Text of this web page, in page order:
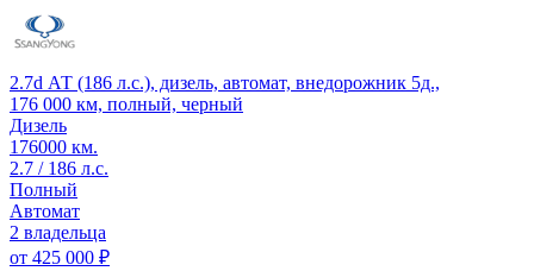
2.7d АТ (186 л.с.), дизель, автомат, внедорожник 5д.,
176 000 км, полный, черный
Дизель
176000 км.
2.7 / 186 л.с.
Полный
Автомат
2 владельца
от 425 000 ₽